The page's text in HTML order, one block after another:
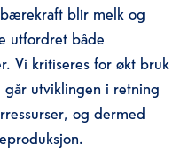
blir melk og
utfordret både
Vi kritiseres for økt bruk
går utviklingen i retning
, og dermed
.